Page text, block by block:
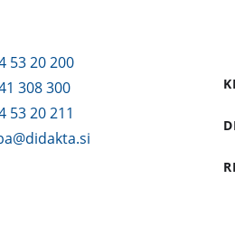
53 20 200
308 300
53 20 211